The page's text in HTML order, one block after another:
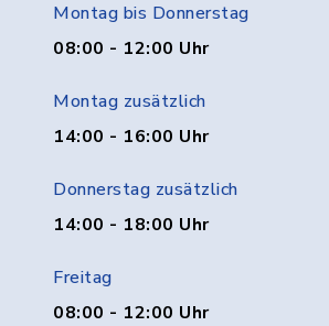
Montag bis Donnerstag
08:00 - 12:00 Uhr
Montag zusätzlich
14:00 - 16:00 Uhr
Donnerstag zusätzlich
14:00 - 18:00 Uhr
Freitag
08:00 - 12:00 Uhr